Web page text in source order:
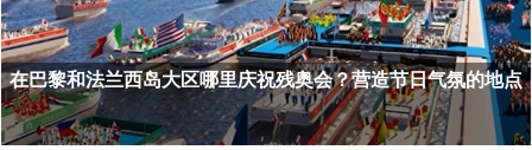
在巴黎和法兰西岛大区哪里庆祝残奥会？营造节日气氛的地点